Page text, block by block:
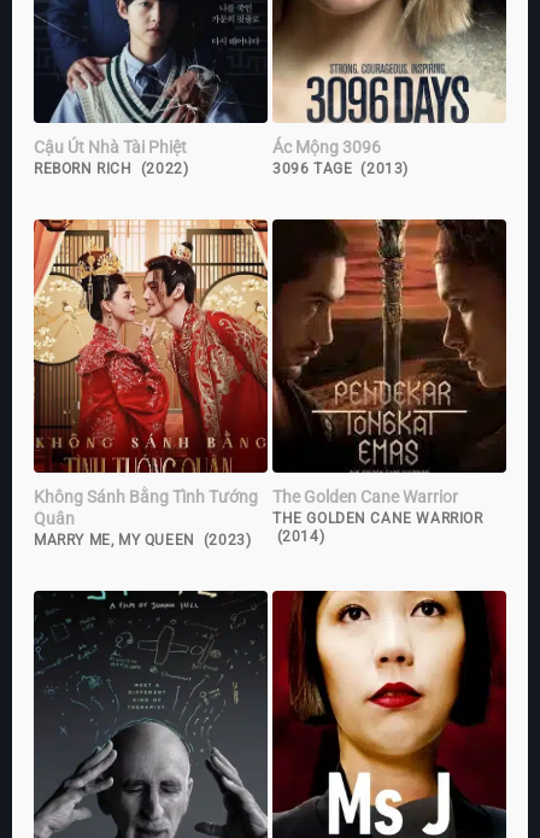
Cậu Út Nhà Tài Phiệt
REBORN RICH (2022)
Ác Mộng 3096
3096 TAGE (2013)
Không Sánh Bằng Tình Tướng
Quân
MARRY ME, MY QUEEN (2023)
The Golden Cane Warrior
THE GOLDEN CANE WARRIOR
(2014)